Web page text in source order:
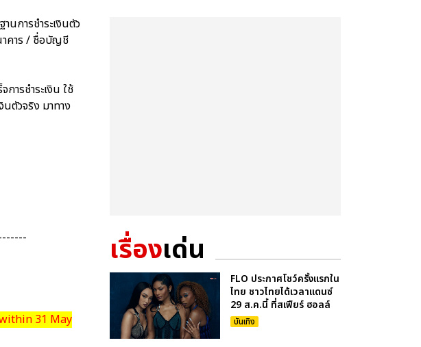
นการชำระเงินตัว
าคาร / ชื่อบัญชี
ารชำระเงิน ใช้
นตัวจริง มาทาง
31 May
เรื่องเด่น
FLO ประกาศโชว์ครั้งแรกใน
ไทย ชาวไทยได้เวลาแดนซ์
29 ส.ค.นี้ ที่สเฟียร์ ฮอลล์
บันเทิง